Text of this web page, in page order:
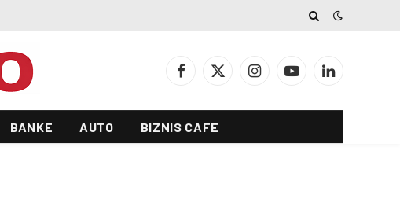
Facebook
X
InstagramYouTubeLinkedIn
BANKE AUTO BIZNIS CAFE